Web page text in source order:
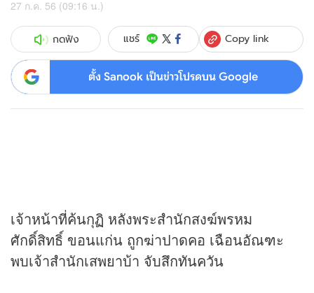
27 ก.ค. 56 (09:16 น.)
กดฟัง แชร์ Copy link
ตั้ง Sanook เป็นข่าวโปรดบน Google
เจ้าหน้าที่ค้นกุฏิ หลังพระสำนักสงฆ์พรหม
ศักดิ์สิทธิ์ ขอนแก่น ถูกฆ่าปาดคอ เฉือนอัณฑะ
พบเจ้าสำนักเสพยาบ้า จับสึกทันควัน